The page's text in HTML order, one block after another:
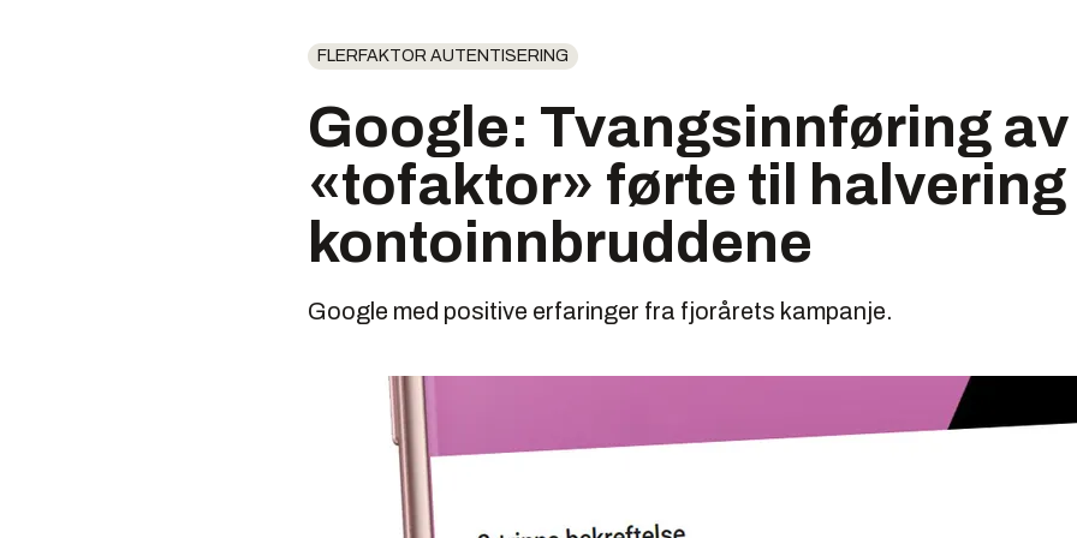
FLERFAKTOR AUTENTISERING
Google: Tvangsinnføring av
«tofaktor» førte til halvering
kontoinnbruddene
Google med positive erfaringer fra fjorårets kampanje.